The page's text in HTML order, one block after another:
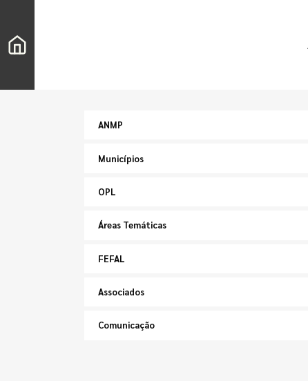
ANMP
Municípios
OPL
Áreas Temáticas
FEFAL
Associados
Comunicação